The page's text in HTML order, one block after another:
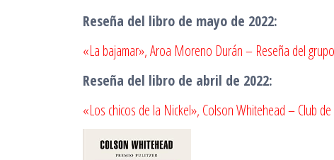
Reseña del libro de mayo de 2022:
«La bajamar», Aroa Moreno Durán – Reseña del
Reseña del libro de abril de 2022:
«Los chicos de la Nickel», Colson Whitehead – Club